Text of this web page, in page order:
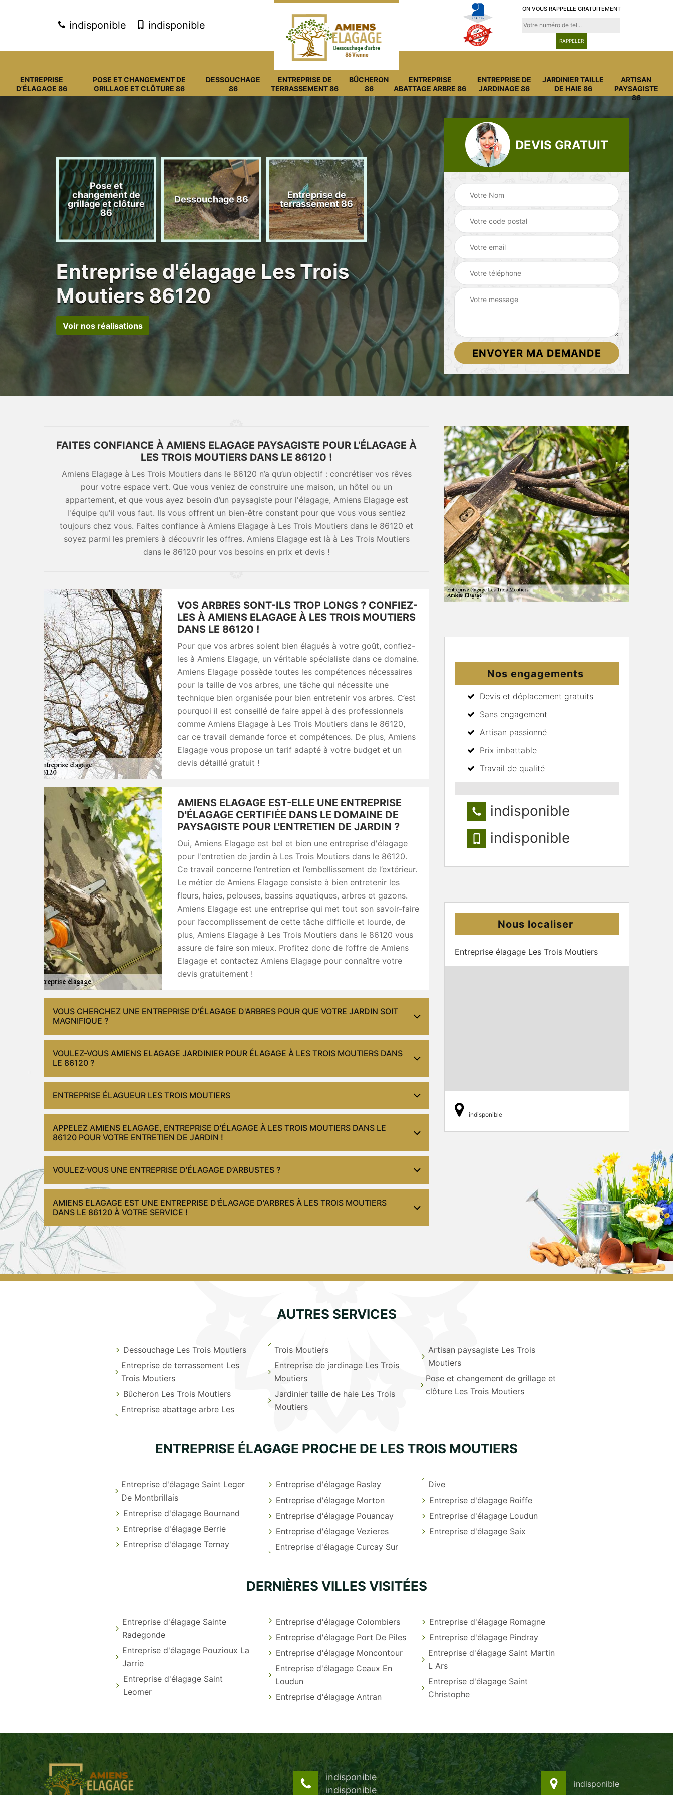
indisponible indisponible
ON VOUS RAPPELLE GRATUITEMENT
ENTREPRISE
D'ÉLAGAGE 86
POSE ET CHANGEMENT DE
GRILLAGE ET CLÔTURE 86
DESSOUCHAGE
86
ENTREPRISE DE
TERRASSEMENT 86
BÛCHERON
86
ENTREPRISE
ABATTAGE ARBRE 86
ENTREPRISE DE
JARDINAGE 86
JARDINIER TAILLE
DE HAIE 86
ARTISAN
PAYSAGISTE
86
Pose et
changement de
grillage et clôture
86
Dessouchage 86
Entreprise de
terrassement 86
Bûcheron 86
Entreprise de
jardinage 86
Entreprise d'élagage Les Trois
Moutiers 86120
Voir nos réalisations
DEVIS GRATUIT
FAITES CONFIANCE À AMIENS ELAGAGE PAYSAGISTE POUR L'ÉLAGAGE À
LES TROIS MOUTIERS DANS LE 86120 !
Amiens Elagage à Les Trois Moutiers dans le 86120 n’a qu’un objectif : concrétiser vos rêves
pour votre espace vert. Que vous veniez de construire une maison, un hôtel ou un
appartement, et que vous ayez besoin d’un paysagiste pour l'élagage, Amiens Elagage est
l'équipe qu'il vous faut. Ils vous offrent un bien-être constant pour que vous vous sentiez
toujours chez vous. Faites confiance à Amiens Elagage à Les Trois Moutiers dans le 86120 et
soyez parmi les premiers à découvrir les offres. Amiens Elagage est là à Les Trois Moutiers
dans le 86120 pour vos besoins en prix et devis !
VOS ARBRES SONT-ILS TROP LONGS ? CONFIEZ-
LES À AMIENS ELAGAGE À LES TROIS MOUTIERS
DANS LE 86120 !
Pour que vos arbres soient bien élagués à votre goût, confiez-
les à Amiens Elagage, un véritable spécialiste dans ce domaine.
Amiens Elagage possède toutes les compétences nécessaires
pour la taille de vos arbres, une tâche qui nécessite une
technique bien organisée pour bien entretenir vos arbres. C’est
pourquoi il est conseillé de faire appel à des professionnels
comme Amiens Elagage à Les Trois Moutiers dans le 86120,
car ce travail demande force et compétences. De plus, Amiens
Elagage vous propose un tarif adapté à votre budget et un
devis détaillé gratuit !
AMIENS ELAGAGE EST-ELLE UNE ENTREPRISE
D'ÉLAGAGE CERTIFIÉE DANS LE DOMAINE DE
PAYSAGISTE POUR L'ENTRETIEN DE JARDIN ?
Oui, Amiens Elagage est bel et bien une entreprise d'élagage
pour l'entretien de jardin à Les Trois Moutiers dans le 86120.
Ce travail concerne l’entretien et l’embellissement de l’extérieur.
Le métier de Amiens Elagage consiste à bien entretenir les
fleurs, haies, pelouses, bassins aquatiques, arbres et gazons.
Amiens Elagage est une entreprise qui met tout son savoir-faire
pour l’accomplissement de cette tâche difficile et lourde, de
plus, Amiens Elagage à Les Trois Moutiers dans le 86120 vous
assure de faire son mieux. Profitez donc de l’offre de Amiens
Elagage et contactez Amiens Elagage pour connaître votre
devis gratuitement !
VOUS CHERCHEZ UNE ENTREPRISE D'ÉLAGAGE D'ARBRES POUR QUE VOTRE JARDIN SOIT
MAGNIFIQUE ?
VOULEZ-VOUS AMIENS ELAGAGE JARDINIER POUR ÉLAGAGE À LES TROIS MOUTIERS DANS
LE 86120 ?
ENTREPRISE ÉLAGUEUR LES TROIS MOUTIERS
APPELEZ AMIENS ELAGAGE, ENTREPRISE D'ÉLAGAGE À LES TROIS MOUTIERS DANS LE
86120 POUR VOTRE ENTRETIEN DE JARDIN !
VOULEZ-VOUS UNE ENTREPRISE D'ÉLAGAGE D’ARBUSTES ?
AMIENS ELAGAGE EST UNE ENTREPRISE D'ÉLAGAGE D'ARBRES À LES TROIS MOUTIERS
DANS LE 86120 À VOTRE SERVICE !
Nos engagements
Devis et déplacement gratuits
Sans engagement
Artisan passionné
Prix imbattable
Travail de qualité
indisponible
indisponible
Nous localiser
Entreprise élagage Les Trois Moutiers
indisponible
AUTRES SERVICES
Dessouchage Les Trois Moutiers
Entreprise de terrassement Les
Trois Moutiers
Bûcheron Les Trois Moutiers
Entreprise abattage arbre Les
Trois Moutiers
Entreprise de jardinage Les Trois
Moutiers
Jardinier taille de haie Les Trois
Moutiers
Artisan paysagiste Les Trois
Moutiers
Pose et changement de grillage et
clôture Les Trois Moutiers
ENTREPRISE ÉLAGAGE PROCHE DE LES TROIS MOUTIERS
Entreprise d'élagage Saint Leger
De Montbrillais
Entreprise d'élagage Bournand
Entreprise d'élagage Berrie
Entreprise d'élagage Ternay
Entreprise d'élagage Raslay
Entreprise d'élagage Morton
Entreprise d'élagage Pouancay
Entreprise d'élagage Vezieres
Entreprise d'élagage Curcay Sur
Dive
Entreprise d'élagage Roiffe
Entreprise d'élagage Loudun
Entreprise d'élagage Saix
DERNIÈRES VILLES VISITÉES
Entreprise d'élagage Sainte
Radegonde
Entreprise d'élagage Pouzioux La
Jarrie
Entreprise d'élagage Saint
Leomer
Entreprise d'élagage Colombiers
Entreprise d'élagage Port De Piles
Entreprise d'élagage Moncontour
Entreprise d'élagage Ceaux En
Loudun
Entreprise d'élagage Antran
Entreprise d'élagage Romagne
Entreprise d'élagage Pindray
Entreprise d'élagage Saint Martin
L Ars
Entreprise d'élagage Saint
Christophe
indisponible
indisponible
indisponible